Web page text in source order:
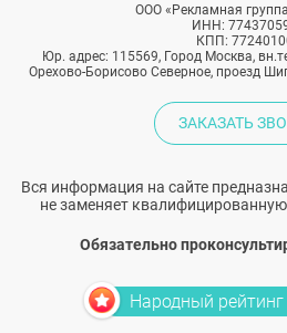
ООО «Рекламная
ИНН:
КПП:
Юр. адрес: 115569, Город Москва,
Орехово-Борисово Северное, проезд
ЗАКАЗАТЬ
Вся информация на сайте
не заменяет
Обязательно
Народный рейтинг